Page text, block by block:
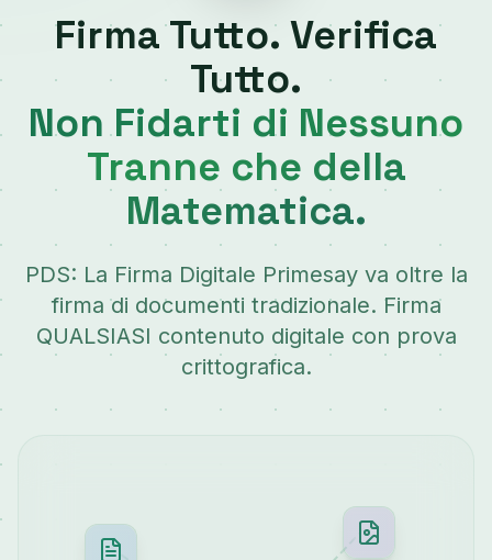
Firma Tutto. Verifica
Tutto.
Non Fidarti di Nessuno
Tranne che della
Matematica.
PDS: La Firma Digitale Primesay va oltre la
firma di documenti tradizionale. Firma
QUALSIASI contenuto digitale con prova
crittografica.